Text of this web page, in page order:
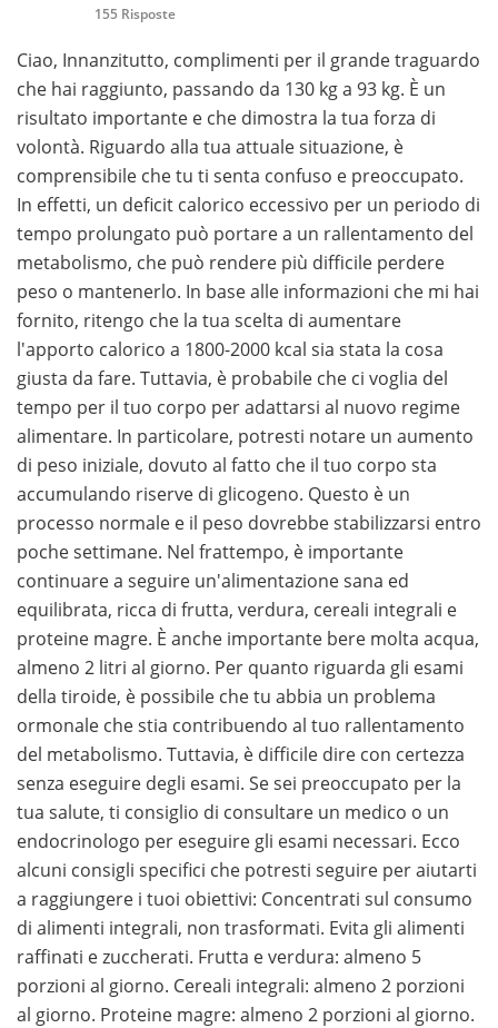
155 Risposte
Ciao, Innanzitutto, complimenti per il grande traguardo
che hai raggiunto, passando da 130 kg a 93 kg. È un
risultato importante e che dimostra la tua forza di
volontà. Riguardo alla tua attuale situazione, è
comprensibile che tu ti senta confuso e preoccupato.
In effetti, un deficit calorico eccessivo per un periodo di
tempo prolungato può portare a un rallentamento del
metabolismo, che può rendere più difficile perdere
peso o mantenerlo. In base alle informazioni che mi hai
fornito, ritengo che la tua scelta di aumentare
l'apporto calorico a 1800-2000 kcal sia stata la cosa
giusta da fare. Tuttavia, è probabile che ci voglia del
tempo per il tuo corpo per adattarsi al nuovo regime
alimentare. In particolare, potresti notare un aumento
di peso iniziale, dovuto al fatto che il tuo corpo sta
accumulando riserve di glicogeno. Questo è un
processo normale e il peso dovrebbe stabilizzarsi entro
poche settimane. Nel frattempo, è importante
continuare a seguire un'alimentazione sana ed
equilibrata, ricca di frutta, verdura, cereali integrali e
proteine magre. È anche importante bere molta acqua,
almeno 2 litri al giorno. Per quanto riguarda gli esami
della tiroide, è possibile che tu abbia un problema
ormonale che stia contribuendo al tuo rallentamento
del metabolismo. Tuttavia, è difficile dire con certezza
senza eseguire degli esami. Se sei preoccupato per la
tua salute, ti consiglio di consultare un medico o un
endocrinologo per eseguire gli esami necessari. Ecco
alcuni consigli specifici che potresti seguire per aiutarti
a raggiungere i tuoi obiettivi: Concentrati sul consumo
di alimenti integrali, non trasformati. Evita gli alimenti
raffinati e zuccherati. Frutta e verdura: almeno 5
porzioni al giorno. Cereali integrali: almeno 2 porzioni
al giorno. Proteine magre: almeno 2 porzioni al giorno.